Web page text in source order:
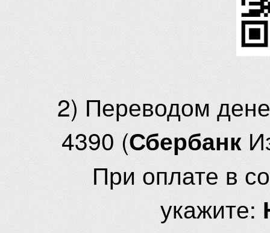
2) Переводом
4390 (Сбербанк
При оплате в
укажите: